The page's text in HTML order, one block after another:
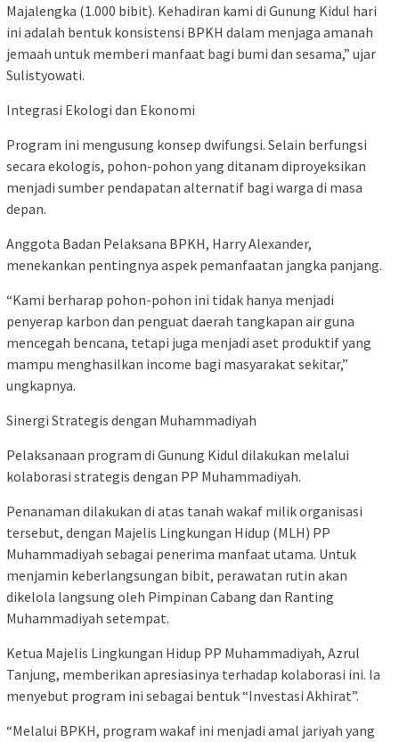
Majalengka (1.000 bibit). Kehadiran kami di Gunung Kidul hari
ini adalah bentuk konsistensi BPKH dalam menjaga amanah
jemaah untuk memberi manfaat bagi bumi dan sesama,” ujar
Sulistyowati.
Integrasi Ekologi dan Ekonomi
Program ini mengusung konsep dwifungsi. Selain berfungsi
secara ekologis, pohon-pohon yang ditanam diproyeksikan
menjadi sumber pendapatan alternatif bagi warga di masa
depan.
​Anggota Badan Pelaksana BPKH, Harry Alexander,
menekankan pentingnya aspek pemanfaatan jangka panjang.
“Kami berharap pohon-pohon ini tidak hanya menjadi
penyerap karbon dan penguat daerah tangkapan air guna
mencegah bencana, tetapi juga menjadi aset produktif yang
mampu menghasilkan income bagi masyarakat sekitar,”
ungkapnya.
​Sinergi Strategis dengan Muhammadiyah
Pelaksanaan program di Gunung Kidul dilakukan melalui
kolaborasi strategis dengan PP Muhammadiyah.
Penanaman dilakukan di atas tanah wakaf milik organisasi
tersebut, dengan Majelis Lingkungan Hidup (MLH) PP
Muhammadiyah sebagai penerima manfaat utama. Untuk
menjamin keberlangsungan bibit, perawatan rutin akan
dikelola langsung oleh Pimpinan Cabang dan Ranting
Muhammadiyah setempat.
​Ketua Majelis Lingkungan Hidup PP Muhammadiyah, Azrul
Tanjung, memberikan apresiasinya terhadap kolaborasi ini. Ia
menyebut program ini sebagai bentuk “Investasi Akhirat”.
“Melalui BPKH, program wakaf ini menjadi amal jariyah yang